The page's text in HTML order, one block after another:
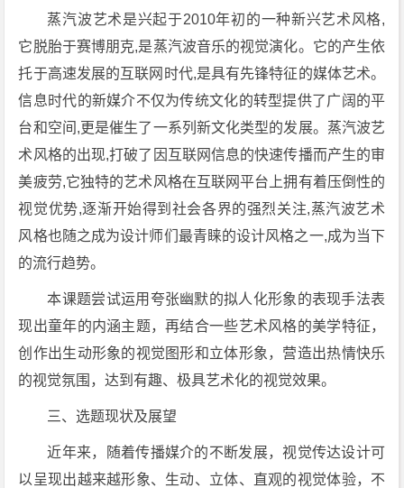
蒸汽波艺术是兴起于2010年初的一种新兴艺术风格,
它脱胎于赛博朋克,是蒸汽波音乐的视觉演化。它的产生依
托于高速发展的互联网时代,是具有先锋特征的媒体艺术。
信息时代的新媒介不仅为传统文化的转型提供了广阔的平
台和空间,更是催生了一系列新文化类型的发展。蒸汽波艺
术风格的出现,打破了因互联网信息的快速传播而产生的审
美疲劳,它独特的艺术风格在互联网平台上拥有着压倒性的
视觉优势,逐渐开始得到社会各界的强烈关注,蒸汽波艺术
风格也随之成为设计师们最青睐的设计风格之一,成为当下
的流行趋势。
本课题尝试运用夸张幽默的拟人化形象的表现手法表
现出童年的内涵主题，再结合一些艺术风格的美学特征，
创作出生动形象的视觉图形和立体形象，营造出热情快乐
的视觉氛围，达到有趣、极具艺术化的视觉效果。
三、选题现状及展望
近年来，随着传播媒介的不断发展，视觉传达设计可
以呈现出越来越形象、生动、立体、直观的视觉体验，不